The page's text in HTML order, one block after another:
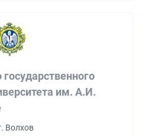
им. А.И.
Волхов